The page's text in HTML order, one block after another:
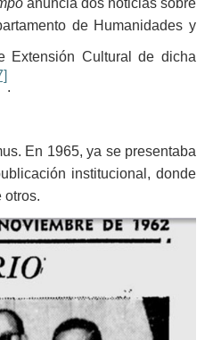
anuncia dos noticias sobre
de Humanidades y
Extensión Cultural de dicha
.
En 1965, ya se presentaba
institucional, donde
otros.